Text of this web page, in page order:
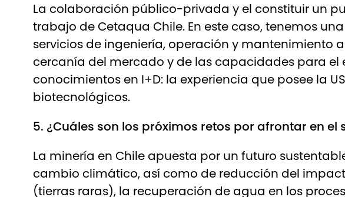
La colaboración público-privada y el constituir un
trabajo de Cetaqua Chile. En este caso, tenemos
servicios de ingeniería, operación y mantenimiento
cercanía del mercado y de las capacidades para el
conocimientos en I+D: la experiencia que posee la
biotecnológicos.
5. ¿Cuáles son los próximos retos por afrontar en el
La minería en Chile apuesta por un futuro
cambio climático, así como de reducción del
(tierras raras), la recuperación de agua en los